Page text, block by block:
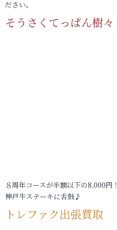
ださい。
そうさくてっぱん樹々
８周年コースが半額以下の8,000円！
神戸牛ステーキに舌鼓♪
トレファク出張買取